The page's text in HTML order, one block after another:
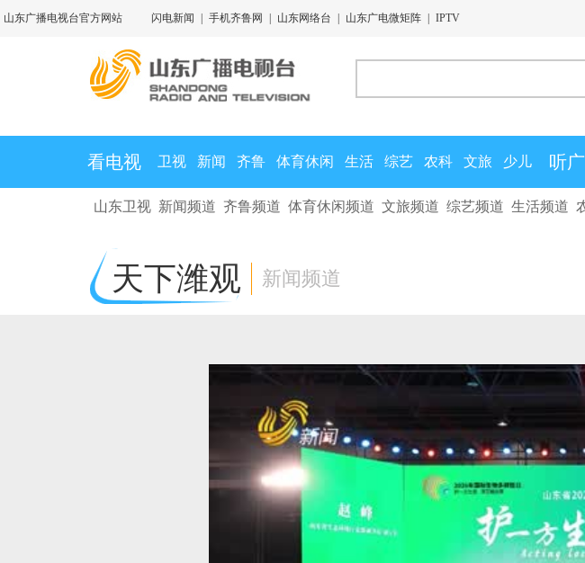
山东广播电视台官方网站 闪电新闻 手机齐鲁网 山东网络台 山东广电微矩阵 IPTV
看电视 卫视 新闻 齐鲁 体育休闲 生活 综艺 农科 文旅 少儿 听
山东卫视 新闻频道 齐鲁频道 体育休闲频道 文旅频道 综艺频道 生活频道
天下潍观 新闻频道